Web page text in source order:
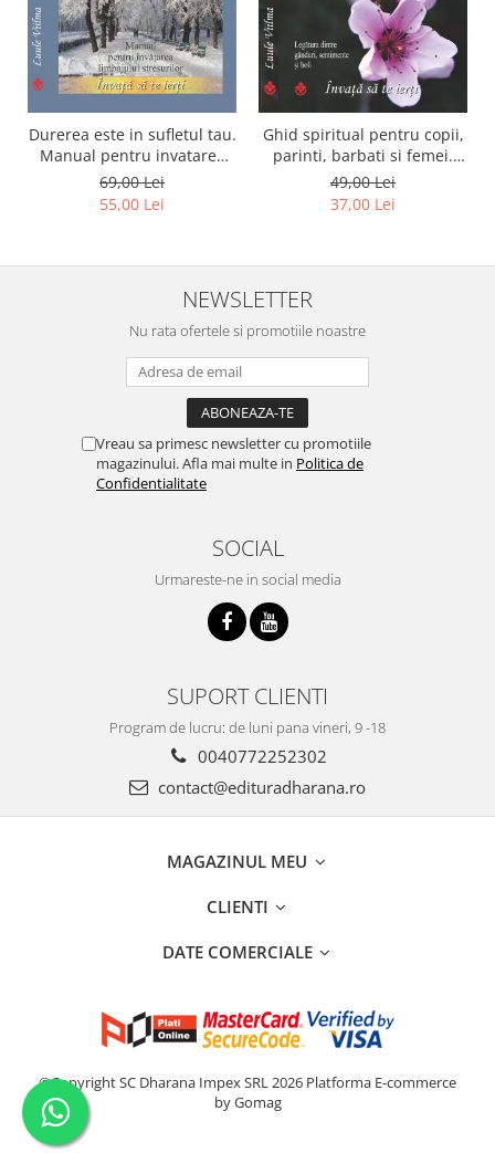
Durerea este in sufletul tau.
Manual pentru invatarea
limbajului stresurilor Seria
Invata sa te Ierti Luule
69,00 Lei
55,00 Lei
Ghid spiritual pentru copii,
parinti, barbati si femei.
Seria Invata sa te ierti.
Luule Viilma
49,00 Lei
37,00 Lei
NEWSLETTER
Nu rata ofertele si promotiile noastre
Vreau sa primesc newsletter cu promotiile
magazinului. Afla mai multe in Politica de
Confidentialitate
SOCIAL
Urmareste-ne in social media
SUPORT CLIENTI
Program de lucru: de luni pana vineri, 9 -18
0040772252302
contact@edituradharana.ro
MAGAZINUL MEU
CLIENTI
DATE COMERCIALE
©Copyright SC Dharana Impex SRL 2026 Platforma E-commerce
by Gomag